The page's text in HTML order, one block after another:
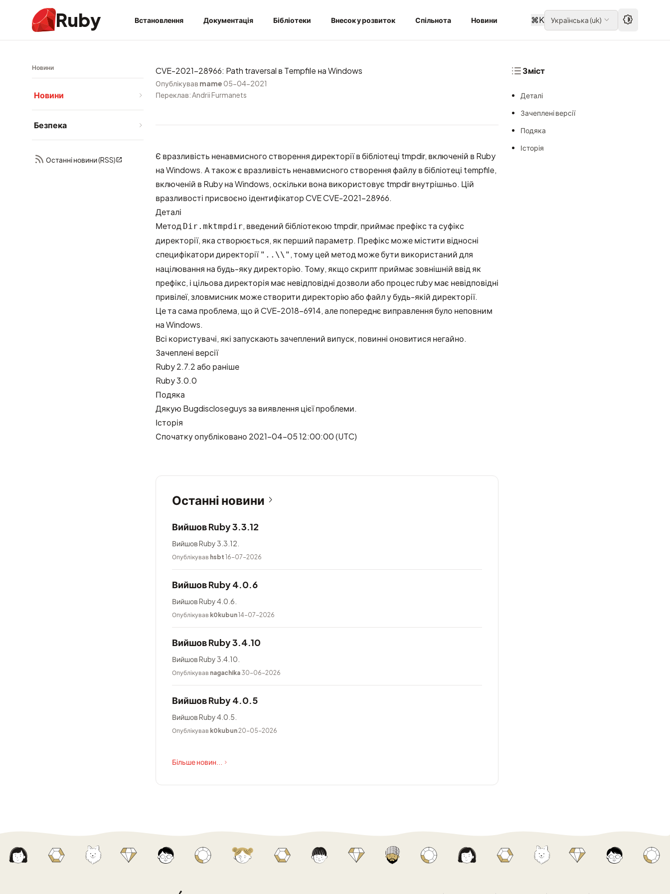
Ruby Встановлення Документація Бібліотеки Внесок у розвиток Спільнота Новини ⌘K Українська(uk)
Новини
Новини
Безпека
Останні новини (RSS)
CVE-2021-28966: Path traversal в Tempfile на Windows
Опублікував mame 05-04-2021
Переклав: Andrii Furmanets
Є вразливість ненавмисного створення директорії в бібліотеці tmpdir, включеній в Ruby
на Windows. А також є вразливість ненавмисного створення файлу в бібліотеці tempfile,
включеній в Ruby на Windows, оскільки вона використовує tmpdir внутрішньо. Цій
вразливості присвоєно ідентифікатор CVECVE-2021-28966.
Деталі
Метод Dir.mktmpdir, введений бібліотекою tmpdir, приймає префікс та суфікс
директорії, яка створюється, як перший параметр. Префікс може містити відносні
специфікатори директорії "..\\" , тому цей метод може бути використаний для
націлювання на будь-яку директорію. Тому, якщо скрипт приймає зовнішній ввід як
префікс, і цільова директорія має невідповідні дозволи або процес ruby має невідповідні
привілеї, зловмисник може створити директорію або файл у будь-якій директорії.
Це та сама проблема, що йCVE-2018-6914, але попереднє виправлення було неповним
на Windows.
Всі користувачі, які запускають зачеплений випуск, повинні оновитися негайно.
Зачеплені версії
Ruby 2.7.2 або раніше
Ruby 3.0.0
Подяка
Дякую Bugdiscloseguysза виявлення цієї проблеми.
Історія
Спочатку опубліковано 2021-04-05 12:00:00 (UTC)
Останні новини
Вийшов Ruby 3.3.12
Вийшов Ruby 3.3.12.
Опублікував hsbt 16-07-2026
Вийшов Ruby 4.0.6
Вийшов Ruby 4.0.6.
Опублікував k0kubun14-07-2026
Вийшов Ruby 3.4.10
Вийшов Ruby 3.4.10.
Опублікував nagachika 30-06-2026
Вийшов Ruby 4.0.5
Вийшов Ruby 4.0.5.
Опублікував k0kubun20-05-2026
Більше новин...
Зміст
Деталі
Зачеплені версії
Подяка
Історія